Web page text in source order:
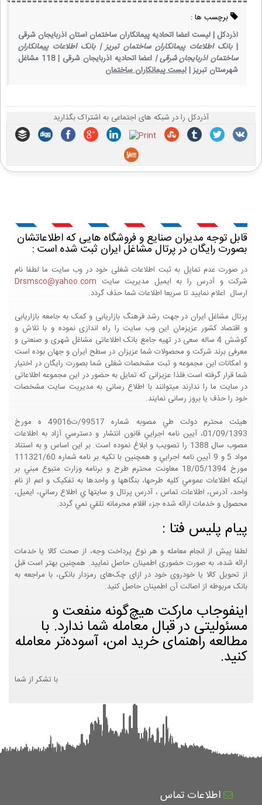
برچسب ها :
آذردکل |لیست اعضا اتحادیه پیمانکاران ساختمان استان آذربایجان شرقی
| بانک اطلاعات پیمانکاران ساختمان تبریز | بانک اطلاعات پیمانکاران
ساختمان آذربایجان شرقی | اعضا اتحادیه آذربایجان شرقی |
118 مشاغل
شهرستان تبریز |لیست پیمانکاران ساختمان
آذردکل را در شبکه های اجتماعی به اشتراک بگذارید
قابل توجه مدیران صنایع و فروشگاه هایی که اطلاعاتشان
بصورت رایگان در پرتال مشاغل ایران ثبت شده است :
در صورت عدم تمایل به ثبت اطلاعات شغلی خود در وب سایت ما لطفا نام
شرکت و آدرس را به ایمیل مدیریت سایت Drsmsco@yahoo.com
ارسال اعلام نمایید تا سریعا اطلاعات شما حذف گردد.
پرتال مشاغل ایران در جهت رشد فرهنگ بازاریابی و کمک به جامعه بازاریابی
و اقتصاد کشور عزیزمان این وب سایت را راه اندازی نموده و با تلاش و
کوشش 4 ساله سعی در تهیه جامع بانک اطلاعاتی مشاغل شهری و صنعتی و
معرفی برند شرکت و محصولات شما عزیزان در سطح ایران و جهان بوده است
و امکانات این مجموعه و ثبت مشخصات شغلی شما بصورت رایگان در اختیار
شما قرار گرفته است.فلذا عزیزانی که تمایل به حضور در این مجموعه اطلاعاتی
در سایت ما را ندارند میتوانند با اطلاع رسانی به مدیریت سایت مشخصات
خود را حذف یا بروز رسانی نمایند.
هيئت محترم دولت طي مصوبه شماره 99517/ت49016 ه مورخ
01/09/1393، آيين نامه اجرايي قانون انتشار و دسترسي آزاد به اطلاعات
مصوب سال 1388 را تصويب و ابلاغ نموده است. بر اين اساس و به استناد
مواد 5 و 9 آيين نامه اجرايي و همچنين با تکيه بر نامه شماره 111321/60
مورخ 18/05/1394 معاونت محترم طرح و برنامه وزارت متبوع مبني بر
اينکه اطلاعات عمومي کليه طرحها، بنگاهها و واحدها به تفکيک و اعم از نام
واحد، آدرس، اطلاعات تماس ، آدرس پرتال و سايتها ي اطلاع رساني، ايميل،
محصول و خدمات ارائه شده جزء اقلام محرمانه تلقي نمي گردد.
پیام پلیس فتا :
لطفا پیش از انجام معامله و هر نوع پرداخت وجه، از صحت کالا یا خدمات
ارائه شده، به صورت حضوری اطمینان حاصل نمایید. همچنین بهتر است قبل
از تحویل کالا یا خودروی خود در ازای چک‌های رمزدار بانکی، با مراجعه به
بانک مربوطه از اصالت آن اطمینان حاصل کنید.
اینفوجاب مارکت هیچ‌گونه منفعت و
مسئولیتی در قبال معامله شما ندارد. با
مطالعه راهنمای خرید امن، آسوده‌تر معامله
کنید.
با تشکر از شما
اطلاعات تماس